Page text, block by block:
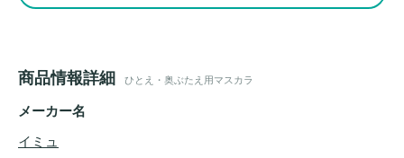
商品情報詳細 ひとえ・奥ぶたえ用マスカラ
メーカー名
イミュ